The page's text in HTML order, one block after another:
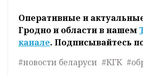
Оперативные и
Гродно и области в нашем
канале. Подписывайтесь
#новости беларуси #КГК